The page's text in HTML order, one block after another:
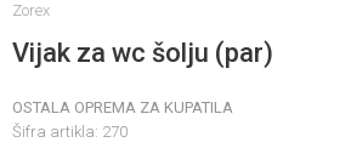
Zorex
Vijak za wc šolju (par)
OSTALA OPREMA ZA KUPATILA
Šifra artikla: 270